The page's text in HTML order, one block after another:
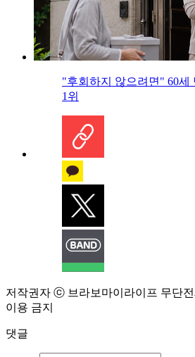
"후회하지 않으려면" 60세
1위
저작권자 ⓒ 브라보마이라이프 무단
이용 금지
댓글